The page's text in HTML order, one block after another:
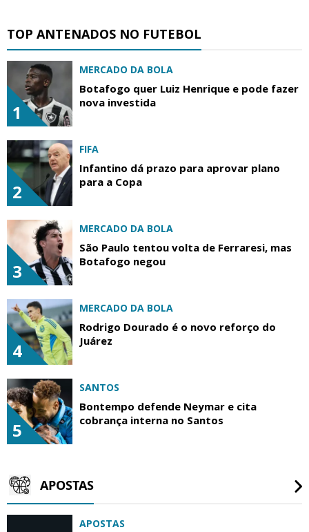
TOP ANTENADOS NO FUTEBOL
1
MERCADO DA BOLA
Botafogo quer Luiz Henrique e pode fazer
nova investida
2
FIFA
Infantino dá prazo para aprovar plano
para a Copa
3
MERCADO DA BOLA
São Paulo tentou volta de Ferraresi, mas
Botafogo negou
4
MERCADO DA BOLA
Rodrigo Dourado é o novo reforço do
Juárez
5
SANTOS
Bontempo defende Neymar e cita
cobrança interna no Santos
APOSTAS
APOSTAS